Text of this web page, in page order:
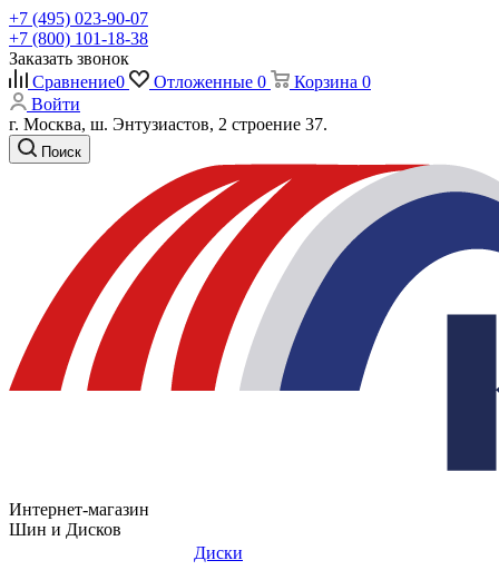
+7 (495) 023-90-07
+7 (800) 101-18-38
Заказать звонок
Сравнение0 Отложенные 0 Корзина 0
Войти
г. Москва, ш. Энтузиастов, 2 строение 37.
Поиск
Интернет-магазин
Шин и Дисков
Диски